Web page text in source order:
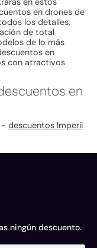
en drones de
los detalles,
de total
de lo más
en
con atractivos
en
- descuentos Imperii
ningún descuento.